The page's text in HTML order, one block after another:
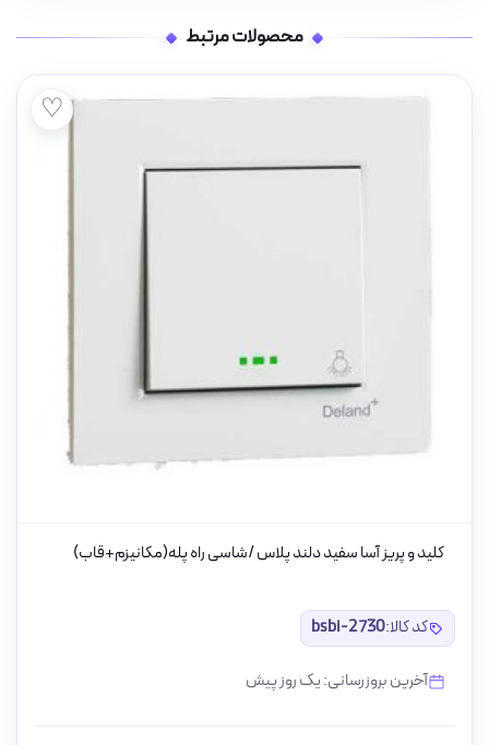
محصولات مرتبط
♡
کلید و پریز آسا سفید دلند پلاس /شاسی راه پله(مکانیزم+قاب)
کد کالا:bsbi-2730
آخرین بروزرسانی: یک روز پیش